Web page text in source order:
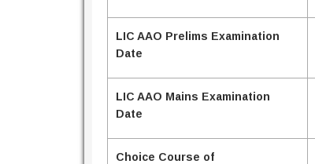
LIC AAO Prelims Examination
Date
LIC AAO Mains Examination
Date
Choice Course of